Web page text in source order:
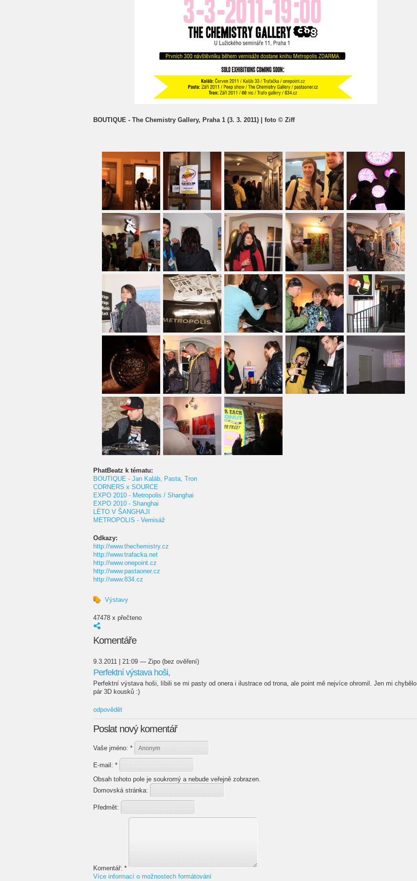
BOUTIQUE - The Chemistry Gallery, Praha 1 (3. 3. 2011) | foto © Ziff
PhatBeatz k tématu:
BOUTIQUE - Jan Kaláb, Pasta, Tron
CORNERS x SOURCE
EXPO 2010 - Metropolis / Shanghai
EXPO 2010 - Shanghai
LÉTO V ŠANGHAJI
METROPOLIS - Vernisáž
Odkazy:
http://www.thechemistry.cz
http://www.trafacka.net
http://www.onepoint.cz
http://www.pastaoner.cz
http://www.834.cz
Výstavy
47478 x přečteno
Komentáře
9.3.2011 | 21:09 — Zipo (bez ověření)
Perfektní výstava hoši,
Perfektní výstava hoši, líbili se mi pasty od onera i ilustrace od trona, ale point mě nejvíce ohromil. Jen mi chybělo
pár 3D kousků :)
odpovědět
Poslat nový komentář
Vaše jméno: *
E-mail: *
Obsah tohoto pole je soukromý a nebude veřejně zobrazen.
Domovská stránka:
Předmět:
Komentář: *
Více informací o možnostech formátování